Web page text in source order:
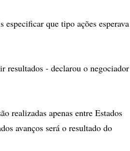
que tipo ações
resultados - declarou o negociador
realizadas apenas entre Estados
avanços será o resultado do